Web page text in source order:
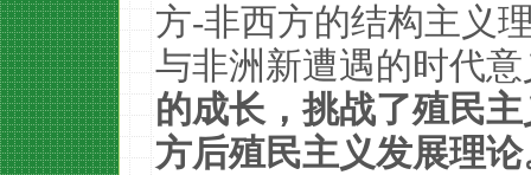
方-非西方的结构主义
与非洲新遭遇的时代
的成长，挑战了殖民
方后殖民主义发展理论